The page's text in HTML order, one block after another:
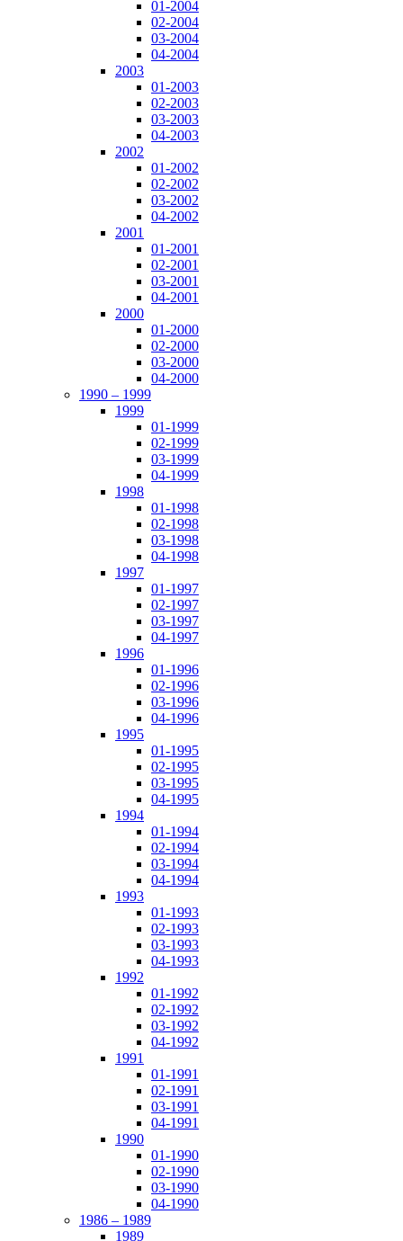
01-2004
02-2004
03-2004
04-2004
2003
01-2003
02-2003
03-2003
04-2003
2002
01-2002
02-2002
03-2002
04-2002
2001
01-2001
02-2001
03-2001
04-2001
2000
01-2000
02-2000
03-2000
04-2000
1990 – 1999
1999
01-1999
02-1999
03-1999
04-1999
1998
01-1998
02-1998
03-1998
04-1998
1997
01-1997
02-1997
03-1997
04-1997
1996
01-1996
02-1996
03-1996
04-1996
1995
01-1995
02-1995
03-1995
04-1995
1994
01-1994
02-1994
03-1994
04-1994
1993
01-1993
02-1993
03-1993
04-1993
1992
01-1992
02-1992
03-1992
04-1992
1991
01-1991
02-1991
03-1991
04-1991
1990
01-1990
02-1990
03-1990
04-1990
1986 – 1989
1989